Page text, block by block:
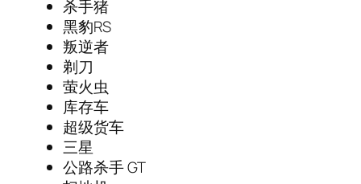
杀手猪
黑豹RS
叛逆者
剃刀
萤火虫
库存车
超级货车
三星
公路杀手 GT